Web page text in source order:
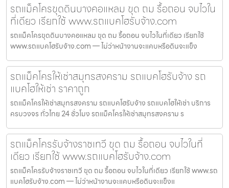
รถแม็คโครขุดดินบางคอแหลม ขุด ถม รื้อถอน จบไวใน
ที่เดียว เรียกใช้ www.รถแบคโฮรับจ้าง.com
รถแม็คโครขุดดินบางคอแหลม ขุด ถม รื้อถอน จบไวในที่เดียว เรียกใช้
www.รถแบคโฮรับจ้าง.com — ไม่ว่าหน้างานจะแคบหรือดินจะแข็ง
รถแม็คโครให้เช่าสมุทรสงคราม รถแบคโฮรับจ้าง รถ
แบคโฮให้เช่า ราคาถูก
รถแม็คโครให้เช่าสมุทรสงคราม รถแบคโฮรับจ้าง รถแบคโฮให้เช่า บริการ
ครบวงจร ทั่วไทย 24 ชั่วโมง รถแม็คโครให้เช่าสมุทรสงคราม ร
รถแม็คโครรับจ้างราชเทวี ขุด ถม รื้อถอน จบไวในที่
เดียว เรียกใช้ www.รถแบคโฮรับจ้าง.com
รถแม็คโครรับจ้างราชเทวี ขุด ถม รื้อถอน จบไวในที่เดียว เรียกใช้ www.รถ
แบคโฮรับจ้าง.com — ไม่ว่าหน้างานจะแคบหรือดินจะแข็งแ